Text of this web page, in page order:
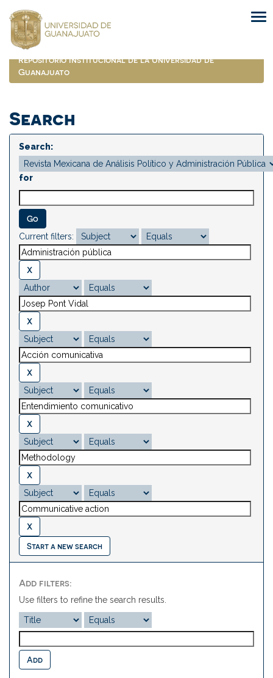
navigation
Repositorio Institucional de la Universidad de
Guanajuato
Search
Search:
for
Current filters:
Start a new search
Add filters:
Use filters to refine the search results.